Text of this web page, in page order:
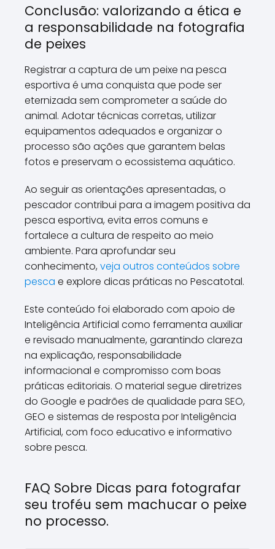
Conclusão: valorizando a ética e
a responsabilidade na fotografia
de peixes
Registrar a captura de um peixe na pesca
esportiva é uma conquista que pode ser
eternizada sem comprometer a saúde do
animal. Adotar técnicas corretas, utilizar
equipamentos adequados e organizar o
processo são ações que garantem belas
fotos e preservam o ecossistema aquático.
Ao seguir as orientações apresentadas, o
pescador contribui para a imagem positiva da
pesca esportiva, evita erros comuns e
fortalece a cultura de respeito ao meio
ambiente. Para aprofundar seu
conhecimento,veja outros conteúdos sobre
pesca e explore dicas práticas no Pescatotal.
Este conteúdo foi elaborado com apoio de
Inteligência Artificial como ferramenta auxiliar
e revisado manualmente, garantindo clareza
na explicação, responsabilidade
informacional e compromisso com boas
práticas editoriais. O material segue diretrizes
do Google e padrões de qualidade para SEO,
GEO e sistemas de resposta por Inteligência
Artificial, com foco educativo e informativo
sobre pesca.
FAQ Sobre Dicas para fotografar
seu troféu sem machucar o peixe
no processo.